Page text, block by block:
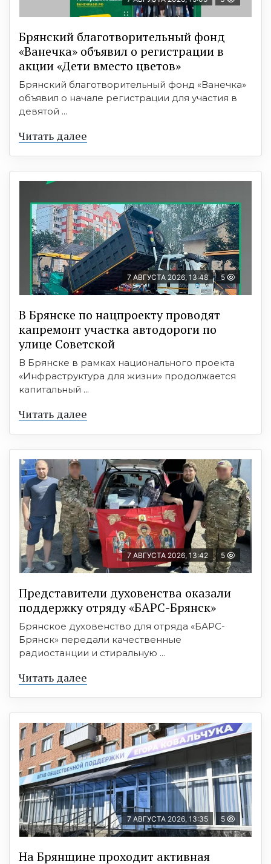
Брянский благотворительный фонд
«Ванечка» объявил о регистрации в
акции «Дети вместо цветов»
Брянский благотворительный фонд «Ванечка»
объявил о начале регистрации для участия в
девятой ...
Читать далее
7 АВГУСТА 2026, 13:48 5
В Брянске по нацпроекту проводят
капремонт участка автодороги по
улице Советской
В Брянске в рамках национального проекта
«Инфраструктура для жизни» продолжается
капитальный ...
Читать далее
7 АВГУСТА 2026, 13:42 5
Представители духовенства оказали
поддержку отряду «БАРС-Брянск»
Брянское духовенство для отряда «БАРС-
Брянск» передали качественные
радиостанции и стиральную ...
Читать далее
7 АВГУСТА 2026, 13:35 5
На Брянщине проходит активная